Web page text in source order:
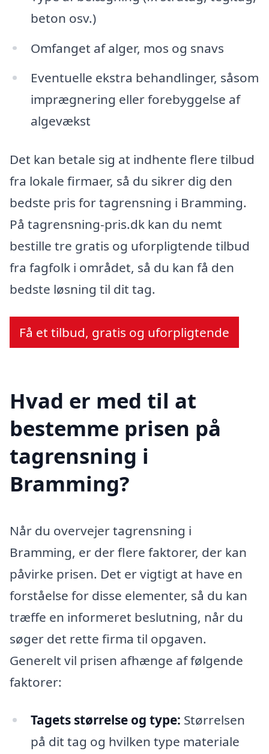
beton osv.)
Omfanget af alger, mos og snavs
Eventuelle ekstra behandlinger, såsom
imprægnering eller forebyggelse af
algevækst
Det kan betale sig at indhente flere tilbud
fra lokale firmaer, så du sikrer dig den
bedste pris for tagrensning i Bramming.
På tagrensning-pris.dk kan du nemt
bestille tre gratis og uforpligtende tilbud
fra fagfolk i området, så du kan få den
bedste løsning til dit tag.
Få et tilbud, gratis og uforpligtende
Hvad er med til at
bestemme prisen på
tagrensning i
Bramming?
Når du overvejer tagrensning i
Bramming, er der flere faktorer, der kan
påvirke prisen. Det er vigtigt at have en
forståelse for disse elementer, så du kan
træffe en informeret beslutning, når du
søger det rette firma til opgaven.
Generelt vil prisen afhænge af følgende
faktorer:
Tagets størrelse og type: Størrelsen
på dit tag og hvilken type materiale